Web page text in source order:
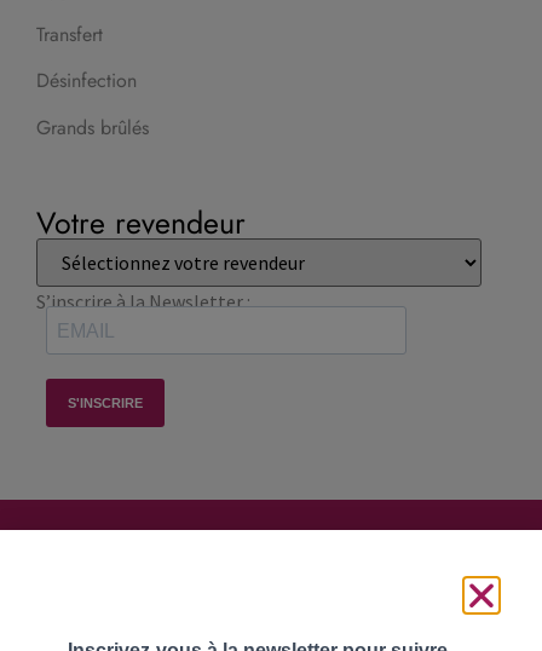
Transfert
Désinfection
Grands brûlés
Votre revendeur
S’inscrire à la Newsletter :